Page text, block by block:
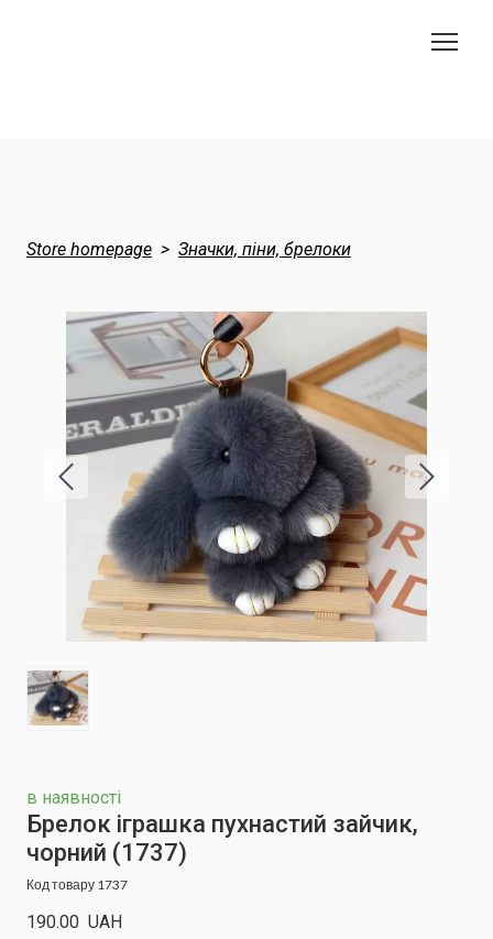
Store homepage Значки, піни, брелоки
в наявності
Брелок іграшка пухнастий зайчик,
чорний (1737)
Код товару 1737
190.00  UAH